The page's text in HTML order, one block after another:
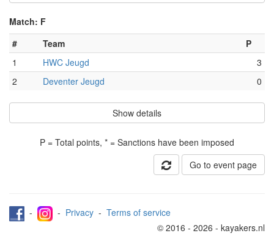
Match: F
#
Team
P
1
HWC Jeugd
3
2
Deventer Jeugd 0
Show details
P = Total points, * = Sanctions have been imposed
Go to event page
- - Privacy - Terms of service
© 2016 - 2026 - kayakers.nl